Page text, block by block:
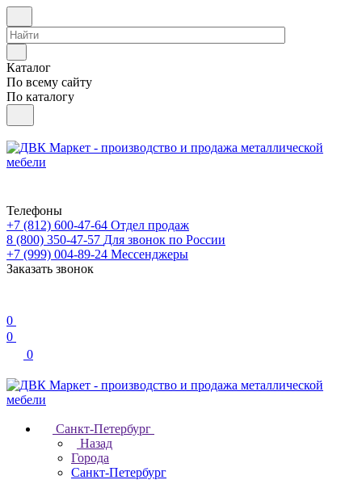
Каталог
По всему сайту
По каталогу
Телефоны
+7 (812) 600-47-64 Отдел продаж
8 (800) 350-47-57 Для звонок по России
+7 (999) 004-89-24 Мессенджеры
Заказать звонок
0
0
0
Санкт-Петербург
Назад
Города
Санкт-Петербург